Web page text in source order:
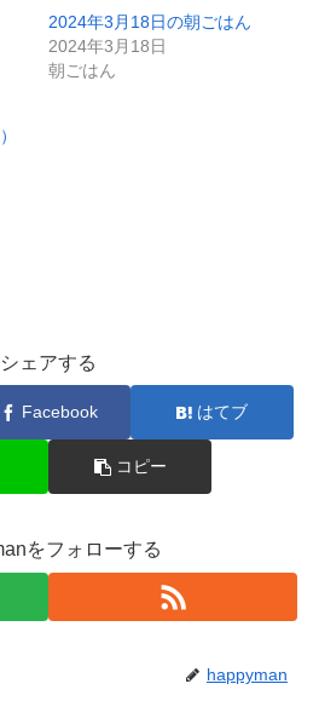
2024年3月18日の朝ごはん
2024年3月18日
朝ごはん
シェアする
Facebook はてブ
コピー
をフォローする
happyman